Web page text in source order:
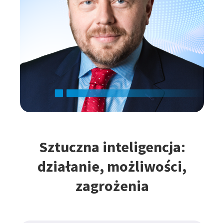
Sztuczna inteligencja:
działanie, możliwości,
zagrożenia